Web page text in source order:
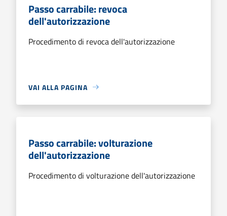
Passo carrabile: revoca
dell'autorizzazione
Procedimento di revoca dell'autorizzazione
VAI ALLA PAGINA
Passo carrabile: volturazione
dell'autorizzazione
Procedimento di volturazione dell'autorizzazione